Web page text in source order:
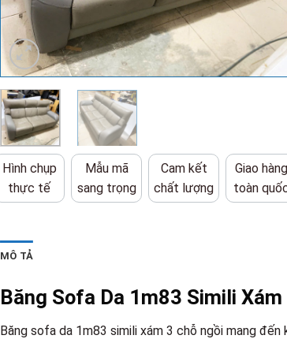
Hình chụp
thực tế
Mẫu mã
sang trọng
Cam kết
chất lượng
Giao hàng
toàn
MÔ TẢ
Băng Sofa Da 1m83 Simili
Băng sofa da 1m83 simili xám 3 chỗ ngồi mang